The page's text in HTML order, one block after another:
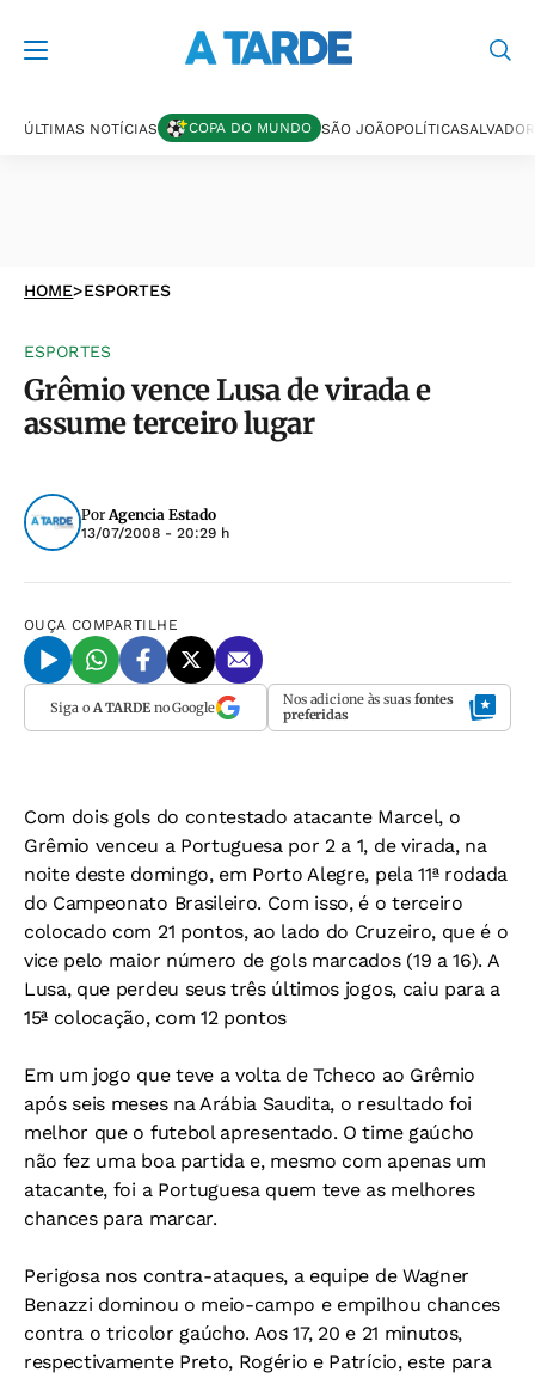
ÚLTIMAS NOTÍCIAS COPA DO MUNDO SÃO JOÃOPOLÍTICASALVADOR
HOME>ESPORTES
ESPORTES
Grêmio vence Lusa de virada e
assume terceiro lugar
PorAgencia Estado
13/07/2008 - 20:29 h
OUÇA COMPARTILHE
Siga o A TARDEno Google Nos adicione às suas fontes
preferidas
Com dois gols do contestado atacante Marcel, o
Grêmio venceu a Portuguesa por 2 a 1, de virada, na
noite deste domingo, em Porto Alegre, pela 11ª rodada
do Campeonato Brasileiro. Com isso, é o terceiro
colocado com 21 pontos, ao lado do Cruzeiro, que é o
vice pelo maior número de gols marcados (19 a 16). A
Lusa, que perdeu seus três últimos jogos, caiu para a
15ª colocação, com 12 pontos
Em um jogo que teve a volta de Tcheco ao Grêmio
após seis meses na Arábia Saudita, o resultado foi
melhor que o futebol apresentado. O time gaúcho
não fez uma boa partida e, mesmo com apenas um
atacante, foi a Portuguesa quem teve as melhores
chances para marcar.
Perigosa nos contra-ataques, a equipe de Wagner
Benazzi dominou o meio-campo e empilhou chances
contra o tricolor gaúcho. Aos 17, 20 e 21 minutos,
respectivamente Preto, Rogério e Patrício, este para